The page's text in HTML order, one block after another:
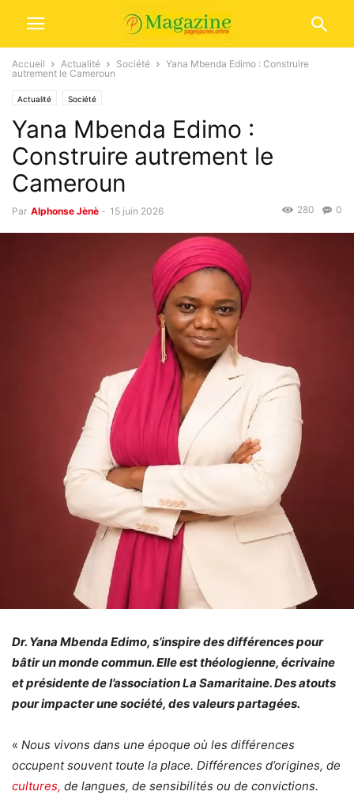
Accueil Actualité Société
Yana Mbenda Edimo : Construire
autrement le Cameroun
Actualité Société
Yana Mbenda Edimo :
Construire autrement le
Cameroun
Par Alphonse Jènè - 15 juin 2026 0
280
Dr. Yana Mbenda Edimo, s’inspire des différences pour
bâtir un monde commun. Elle est théologienne, écrivaine
et présidente de l’association La Samaritaine. Des atouts
pour impacter une société, des valeurs partagées.
« Nous vivons dans une époque où les différences
occupent souvent toute la place. Différences d’origines, de
cultures, de langues, de sensibilités ou de convictions.